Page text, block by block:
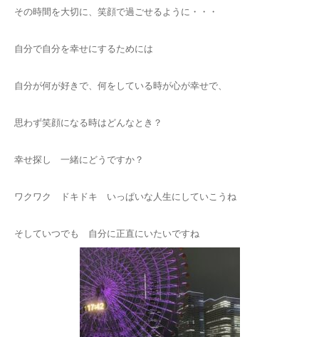
その時間を大切に、笑顔で過ごせるように・・・
自分で自分を幸せにするためには
自分が何が好きで、何をしている時が心が幸せで、
思わず笑顔になる時はどんなとき？
幸せ探し 一緒にどうですか？
ワクワク ドキドキ いっぱいな人生にしていこうね
そしていつでも 自分に正直にいたいですね